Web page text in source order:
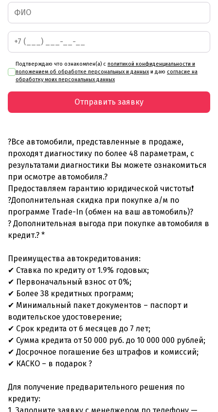
Подтверждаю что ознакомлен(а) с политикой конфиденциальности и
положением об обработке персональных и данных и даю согласие на
обработку моих персональных данных
Отправить заявку
?Все автомобили, представленные в продаже,
проходят диагностику по более 48 параметрам, с
результатами диагностики Вы можете ознакомиться
при осмотре автомобиля.?
Предоставляем гарантию юридической чистоты❗
?Дополнительная скидка при покупке а/м по
программе Trade-In (обмен на ваш автомобиль)?
? Дополнительная выгода при покупке автомобиля в
кредит.? *
Преимущества автокредитования:
✔ Ставка по кредиту от 1.9% годовых;
✔ Первоначальный взнос от 0%;
✔ Более 38 кредитных программ;
✔ Минимальный пакет документов – паспорт и
водительское удостоверение;
✔ Срок кредита от 6 месяцев до 7 лет;
✔ Сумма кредита от 50 000 руб. до 10 000 000 рублей;
✔ Досрочное погашение без штрафов и комиссий;
✔ КАСКО – в подарок ?
Для получение предварительного решения по
кредиту: